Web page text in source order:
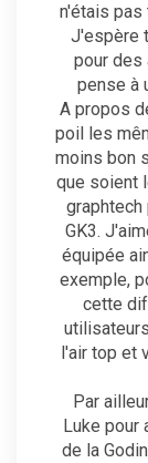
n'étais pas
J'espère
pour des
pense à
A propos
poil les
moins bon
que soient
graphtech
GK3.
équipée
exemple,
cette
l'air top et
Par
Luke pour
de la